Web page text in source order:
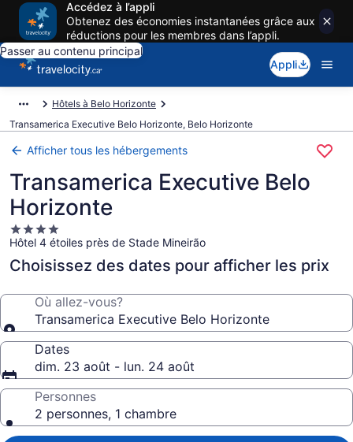
Accédez à l’appli
Obtenez des économies instantanées grâce aux
réductions pour les membres dans l’appli.
Passer au contenu principal
Appli
Hôtels à Belo Horizonte
Transamerica Executive Belo Horizonte, Belo Horizonte
Afficher tous les hébergements
Transamerica Executive Belo
Horizonte
Hébergement
4.0 étoiles
Hôtel 4 étoiles près de Stade Mineirão
Choisissez des dates pour afficher les prix
Où allez-vous?
Transamerica Executive Belo Horizonte
Dates
dim. 23 août - lun. 24 août
Personnes
2 personnes, 1 chambre